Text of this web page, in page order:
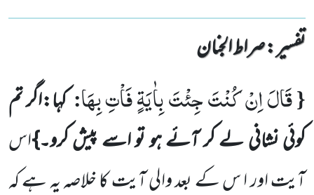
تفسیر : ‎صراط الجنان
{قَالَ اِنْ كُنْتَ جِئْتَ بِاٰیَةٍ فَاْتِ بِهَا:کہا:اگر تم
کوئی نشانی لے کر آئے ہو تو اسے پیش کرو۔}اس
آیت اور ا س کے بعد والی آیت کا خلاصہ یہ ہے کہ